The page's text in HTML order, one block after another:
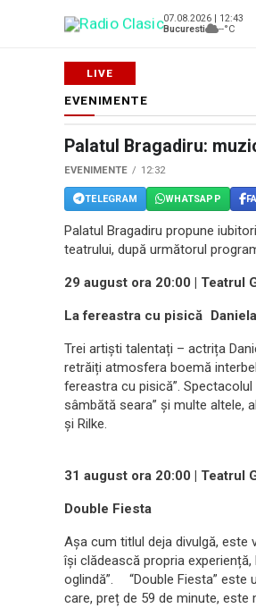
07.08.2026 | 12:43
Bucuresti
--°C
EVENIMENTE
Palatul Bragadiru:
EVENIMENTE 12:32
TELEGRAM WHATSAPP
Palatul Bragadiru propune
teatrului, după următorul
29 august ora 20:00 | Teatrul
La fereastra cu pisică
Trei artiști talentați – actrița
retrăiți atmosfera boemă
fereastra cu pisică”. Spectacolul
sâmbătă seara” și multe altele,
și Rilke.
31 august ora 20:00 | Teatrul
Double Fiesta
Așa cum titlul deja divulgă, este
își clădească propria
oglindă”. “Double Fiesta” este
care, preț de 59 de minute,